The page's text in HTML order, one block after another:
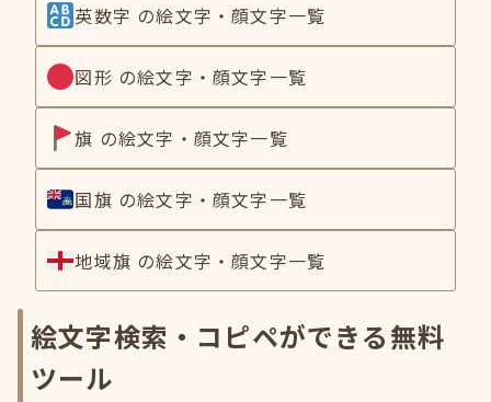
英数字 の絵文字・顔文字一覧
図形 の絵文字・顔文字一覧
旗 の絵文字・顔文字一覧
国旗 の絵文字・顔文字一覧
地域旗 の絵文字・顔文字一覧
絵文字検索・コピペができる無料
ツール